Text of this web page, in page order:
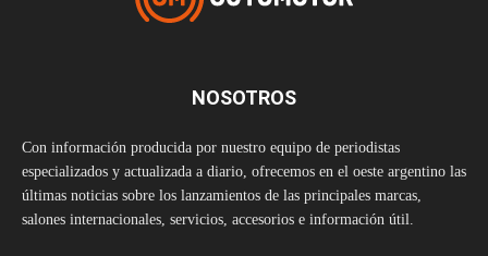
NOSOTROS
Con información producida por nuestro equipo de periodistas
especializados y actualizada a diario, ofrecemos en el oeste argentino las
últimas noticias sobre los lanzamientos de las principales marcas,
salones internacionales, servicios, accesorios e información útil.